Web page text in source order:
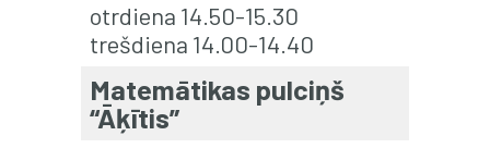
otrdiena 14.50-15.30
trešdiena 14.00-14.40
Matemātikas pulciņš
“Āķītis”